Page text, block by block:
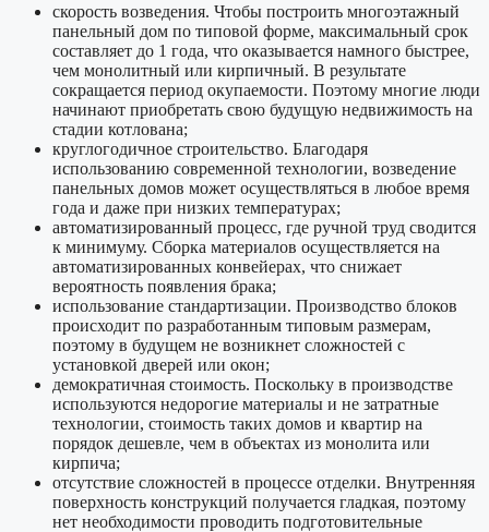
скорость возведения. Чтобы построить многоэтажный
панельный дом по типовой форме, максимальный срок
составляет до 1 года, что оказывается намного быстрее,
чем монолитный или кирпичный. В результате
сокращается период окупаемости. Поэтому многие люди
начинают приобретать свою будущую недвижимость на
стадии котлована;
круглогодичное строительство. Благодаря
использованию современной технологии, возведение
панельных домов может осуществляться в любое время
года и даже при низких температурах;
автоматизированный процесс, где ручной труд сводится
к минимуму. Сборка материалов осуществляется на
автоматизированных конвейерах, что снижает
вероятность появления брака;
использование стандартизации. Производство блоков
происходит по разработанным типовым размерам,
поэтому в будущем не возникнет сложностей с
установкой дверей или окон;
демократичная стоимость. Поскольку в производстве
используются недорогие материалы и не затратные
технологии, стоимость таких домов и квартир на
порядок дешевле, чем в объектах из монолита или
кирпича;
отсутствие сложностей в процессе отделки. Внутренняя
поверхность конструкций получается гладкая, поэтому
нет необходимости проводить подготовительные